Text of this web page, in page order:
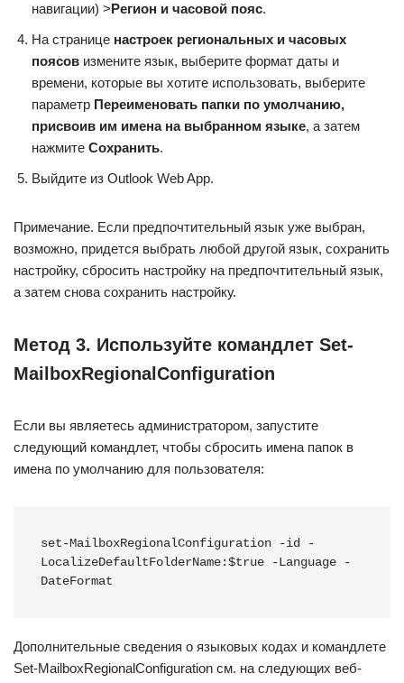
навигации) >Регион и часовой пояс.
На странице настроек региональных и часовых
поясов измените язык, выберите формат даты и
времени, которые вы хотите использовать, выберите
параметр Переименовать папки по умолчанию,
присвоив им имена на выбранном языке, а затем
нажмите Сохранить.
Выйдите из Outlook Web App.
Примечание. Если предпочтительный язык уже выбран,
возможно, придется выбрать любой другой язык, сохранить
настройку, сбросить настройку на предпочтительный язык,
а затем снова сохранить настройку.
Метод 3. Используйте командлет Set-
MailboxRegionalConfiguration
Если вы являетесь администратором, запустите
следующий командлет, чтобы сбросить имена папок в
имена по умолчанию для пользователя:
set-MailboxRegionalConfiguration -id -
LocalizeDefaultFolderName:$true -Language -
DateFormat
Дополнительные сведения о языковых кодах и командлете
Set-MailboxRegionalConfiguration см. на следующих веб-